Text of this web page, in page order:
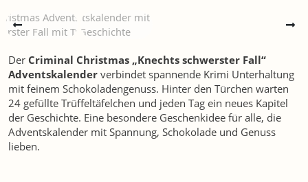
Der Criminal Christmas „Knechts schwerster Fall“
Adventskalender verbindet spannende Krimi Unterhaltung
mit feinem Schokoladengenuss. Hinter den Türchen warten
24 gefüllte Trüffeltäfelchen und jeden Tag ein neues Kapitel
der Geschichte. Eine besondere Geschenkidee für alle, die
Adventskalender mit Spannung, Schokolade und Genuss
lieben.